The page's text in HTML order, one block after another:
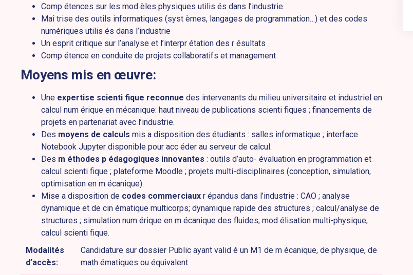
Comp étences sur les mod èles physiques utilis és dans l’industrie
Maî trise des outils informatiques (syst èmes, langages de programmation…) et des codes
numériques utilis és dans l’industrie
Un esprit critique sur l’analyse et l’interpr étation des r ésultats
Comp étence en conduite de projets collaboratifs et management
Moyens mis en œuvre:
Une expertise scienti fique reconnue des intervenants du milieu universitaire et industriel en
calcul num érique en mécanique: haut niveau de publications scienti fiques ; financements de
projets en partenariat avec l’industrie.
Des moyens de calculs mis a disposition des étudiants : salles informatique ; interface
Notebook Jupyter disponible pour acc éder au serveur de calcul.
Des m éthodes p édagogiques innovantes : outils d’auto- évaluation en programmation et
calcul scienti fique ; plateforme Moodle ; projets multi-disciplinaires (conception, simulation,
optimisation en m écanique).
Mise a disposition de codes commerciaux r épandus dans l’industrie : CAO ; analyse
dynamique et de cin ématique multicorps; dynamique rapide des structures ; calcul/analyse de
structures ; simulation num érique en m écanique des fluides; mod élisation multi-physique;
calcul scienti fique.
Modalités
d’accès:
Candidature sur dossier Public ayant valid é un M1 de m écanique, de physique, de
math ématiques ou équivalent